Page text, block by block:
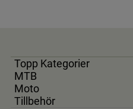
Topp Kategorier
MTB
Moto
Tillbehör